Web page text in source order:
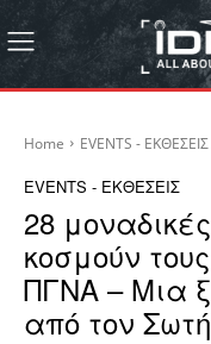
Home EVENTS - ΕΚΘΕΣΕΙΣ
EVENTS - ΕΚΘΕΣΕΙΣ
28
κοσμούν
ΠΓΝΑ – Μια
από τον